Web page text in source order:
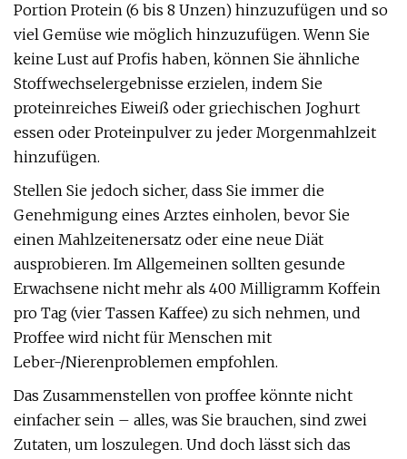
Portion Protein (6 bis 8 Unzen) hinzuzufügen und so
viel Gemüse wie möglich hinzuzufügen. Wenn Sie
keine Lust auf Profis haben, können Sie ähnliche
Stoffwechselergebnisse erzielen, indem Sie
proteinreiches Eiweiß oder griechischen Joghurt
essen oder Proteinpulver zu jeder Morgenmahlzeit
hinzufügen.
Stellen Sie jedoch sicher, dass Sie immer die
Genehmigung eines Arztes einholen, bevor Sie
einen Mahlzeitenersatz oder eine neue Diät
ausprobieren. Im Allgemeinen sollten gesunde
Erwachsene nicht mehr als 400 Milligramm Koffein
pro Tag (vier Tassen Kaffee) zu sich nehmen, und
Proffee wird nicht für Menschen mit
Leber-/Nierenproblemen empfohlen.
Das Zusammenstellen von proffee könnte nicht
einfacher sein – alles, was Sie brauchen, sind zwei
Zutaten, um loszulegen. Und doch lässt sich das